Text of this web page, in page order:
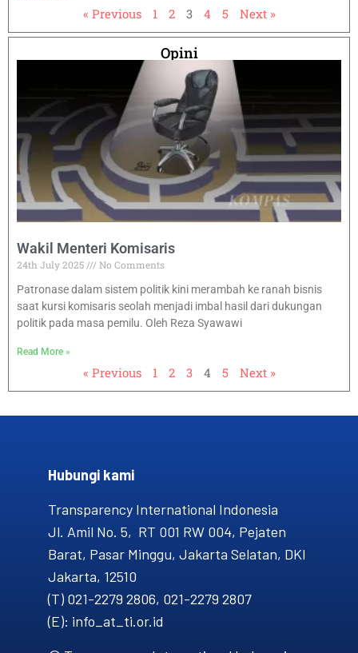
« Previous 1 2 3 4 5 Next »
Opini
Wakil Menteri Komisaris
24th July 2025
No Comments
Patronase dalam sistem politik kini merambah ke ranah bisnis
saat kursi komisaris seolah menjadi imbal hasil dari dukungan
politik pada masa pemilu. Oleh Reza Syawawi
Read More »
« Previous 1 2 3 4 5 Next »
Hubungi kami​
Transparency International Indonesia
Jl. Amil No. 5, RT 001 RW 004, Pejaten
Barat, Pasar Minggu, Jakarta Selatan, DKI
Jakarta, 12510
(T) 021-2279 2806, 021-2279 2807
(E): info_at_ti.or.id